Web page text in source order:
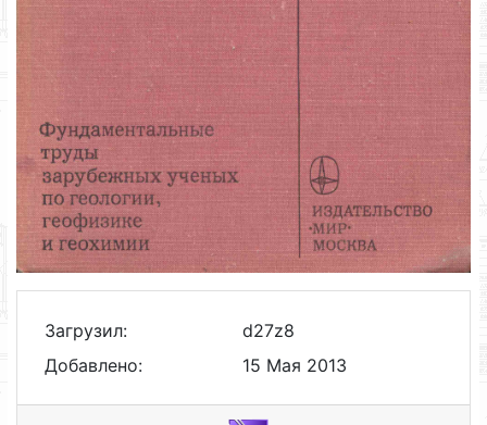
Загрузил:
d27z8
Добавлено:
15 Мая 2013